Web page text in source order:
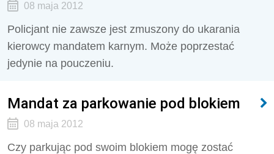
08 maja 2012
Policjant nie zawsze jest zmuszony do ukarania
kierowcy mandatem karnym. Może poprzestać
jedynie na pouczeniu.
Mandat za parkowanie pod blokiem
08 maja 2012
Czy parkując pod swoim blokiem mogę zostać